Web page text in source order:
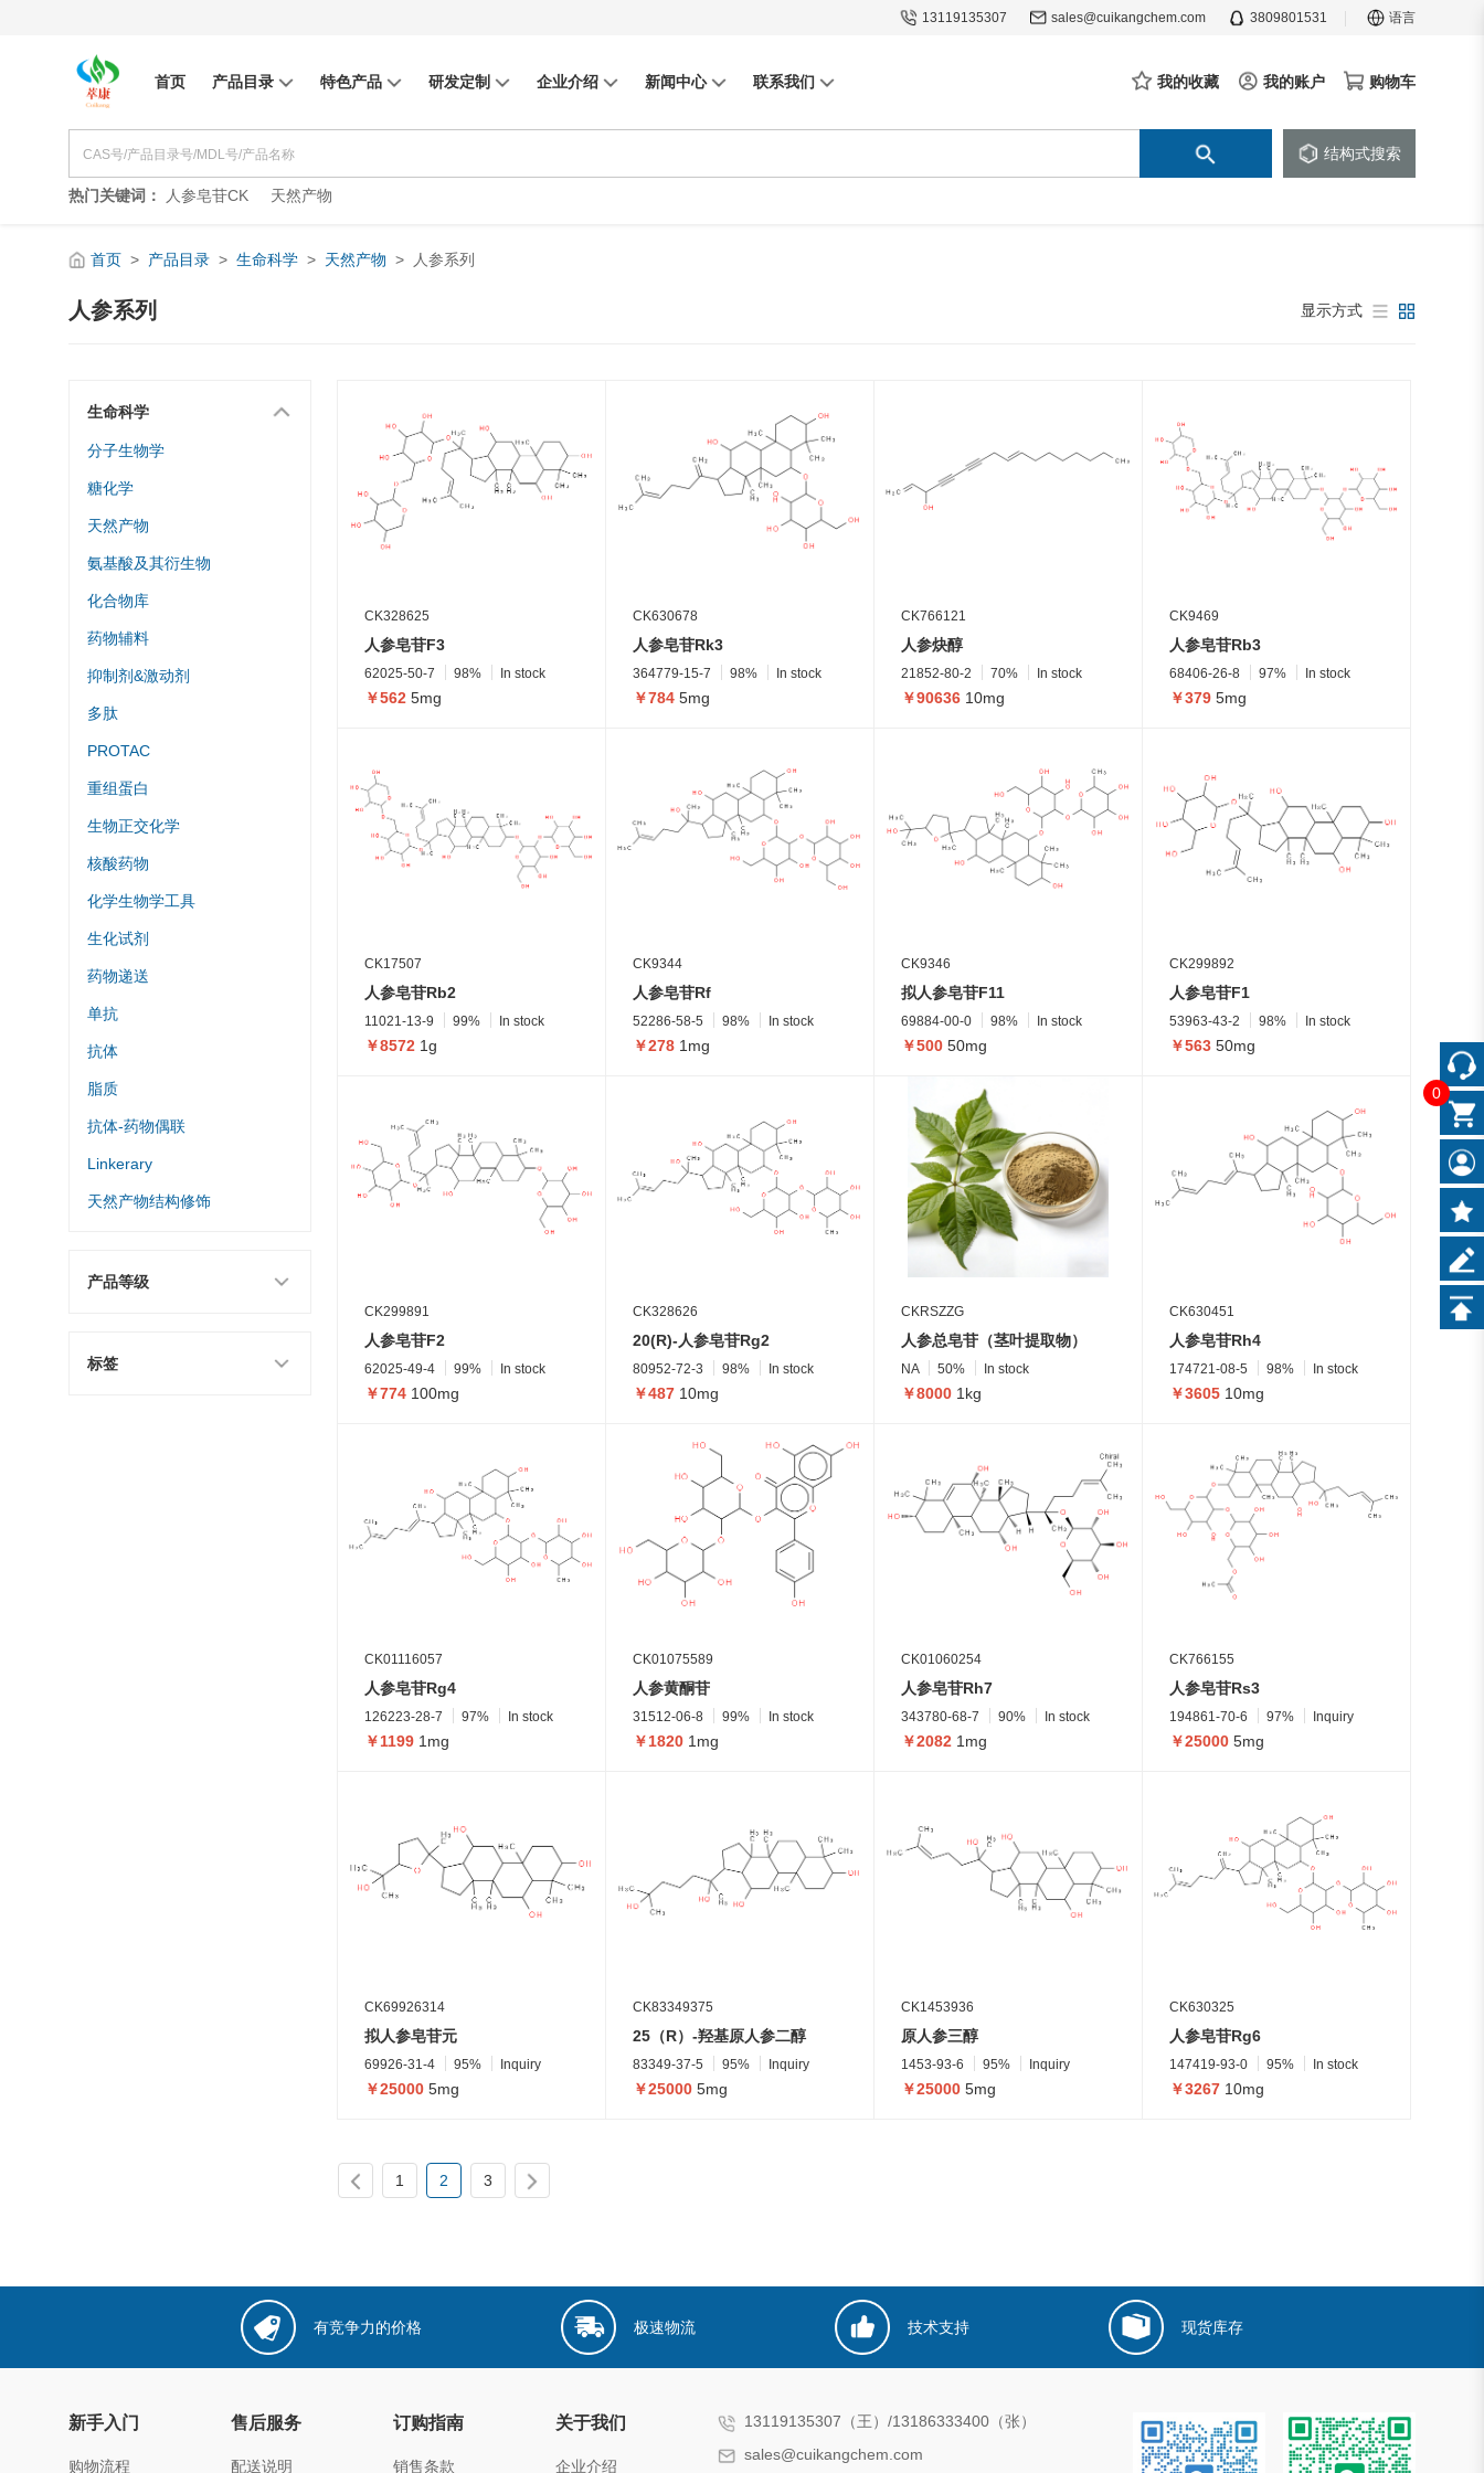
语言
13119135307 sales@cuikangchem.com 3809801531
首页 产品目录 特色产品 研发定制 企业介绍 新闻中心 联系我们 我的收藏 我的账户 购物车
结构式搜索
热门关键词： 人参皂苷CK 天然产物
首页 > 产品目录 > 生命科学 > 天然产物 > 人参系列
人参系列 显示方式
生命科学
分子生物学
糖化学
天然产物
氨基酸及其衍生物
化合物库
药物辅料
抑制剂&激动剂
多肽
PROTAC
重组蛋白
生物正交化学
核酸药物
化学生物学工具
生化试剂
药物递送
单抗
抗体
脂质
抗体-药物偶联
Linkerary
天然产物结构修饰
产品等级
标签
CK328625
人参皂苷F3
62025-50-7 98% In stock
￥562 5mg
CK630678
人参皂苷Rk3
364779-15-7 98% In stock
￥784 5mg
CK766121
人参炔醇
21852-80-2 70% In stock
￥90636 10mg
CK9469
人参皂苷Rb3
68406-26-8 97% In stock
￥379 5mg
CK17507
人参皂苷Rb2
11021-13-9 99% In stock
￥8572 1g
CK9344
人参皂苷Rf
52286-58-5 98% In stock
￥278 1mg
CK9346
拟人参皂苷F11
69884-00-0 98% In stock
￥500 50mg
CK299892
人参皂苷F1
53963-43-2 98% In stock
￥563 50mg
CK299891
人参皂苷F2
62025-49-4 99% In stock
￥774 100mg
CK328626
20(R)-人参皂苷Rg2
80952-72-3 98% In stock
￥487 10mg
CKRSZZG
人参总皂苷（茎叶提取物）
NA 50% In stock
￥8000 1kg
CK630451
人参皂苷Rh4
174721-08-5 98% In stock
￥3605 10mg
CK01116057
人参皂苷Rg4
126223-28-7 97% In stock
￥1199 1mg
CK01075589
人参黄酮苷
31512-06-8 99% In stock
￥1820 1mg
CK01060254
人参皂苷Rh7
343780-68-7 90% In stock
￥2082 1mg
CK766155
人参皂苷Rs3
194861-70-6 97% Inquiry
￥25000 5mg
CK69926314
拟人参皂苷元
69926-31-4 95% Inquiry
￥25000 5mg
CK83349375
25（R）-羟基原人参二醇
83349-37-5 95% Inquiry
￥25000 5mg
CK1453936
原人参三醇
1453-93-6 95% Inquiry
￥25000 5mg
CK630325
人参皂苷Rg6
147419-93-0 95% In stock
￥3267 10mg
1 2 3
有竞争力的价格 极速物流 技术支持 现货库存
新手入门
购物流程
售后服务
配送说明
订购指南
销售条款
关于我们
企业介绍
13119135307（王）/13186333400（张）
sales@cuikangchem.com
0